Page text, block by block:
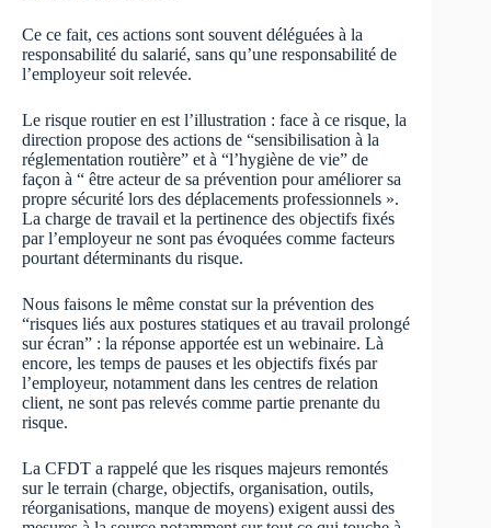
Ce ce fait, ces actions sont souvent déléguées à la
responsabilité du salarié, sans qu’une responsabilité de
l’employeur soit relevée.
Le risque routier en est l’illustration : face à ce risque, la
direction propose des actions de “sensibilisation à la
réglementation routière” et à “l’hygiène de vie” de
façon à “ être acteur de sa prévention pour améliorer sa
propre sécurité lors des déplacements professionnels ».
La charge de travail et la pertinence des objectifs fixés
par l’employeur ne sont pas évoquées comme facteurs
pourtant déterminants du risque.
Nous faisons le même constat sur la prévention des
“risques liés aux postures statiques et au travail prolongé
sur écran” : la réponse apportée est un webinaire. Là
encore, les temps de pauses et les objectifs fixés par
l’employeur, notamment dans les centres de relation
client, ne sont pas relevés comme partie prenante du
risque.
La CFDT a rappelé que les risques majeurs remontés
sur le terrain (charge, objectifs, organisation, outils,
réorganisations, manque de moyens) exigent aussi des